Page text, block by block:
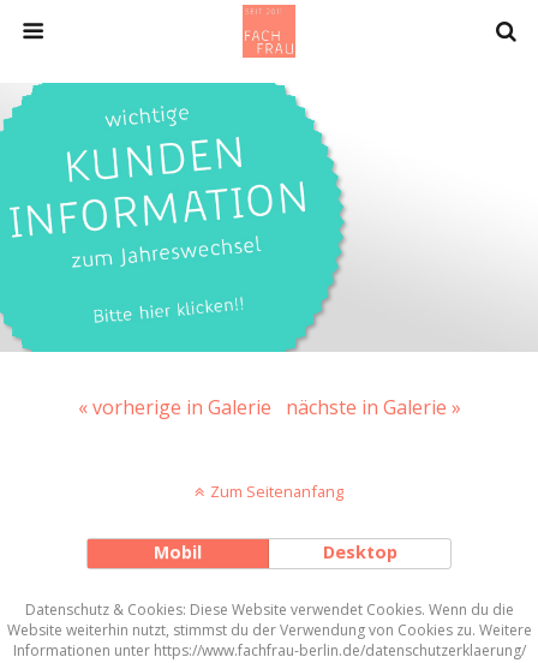
« vorherige in Galerie nächste in Galerie »
Zum Seitenanfang
Mobil Desktop
Datenschutz & Cookies: Diese Website verwendet Cookies. Wenn du die
Website weiterhin nutzt, stimmst du der Verwendung von Cookies zu. Weitere
Informationen unter https://www.fachfrau-berlin.de/datenschutzerklaerung/